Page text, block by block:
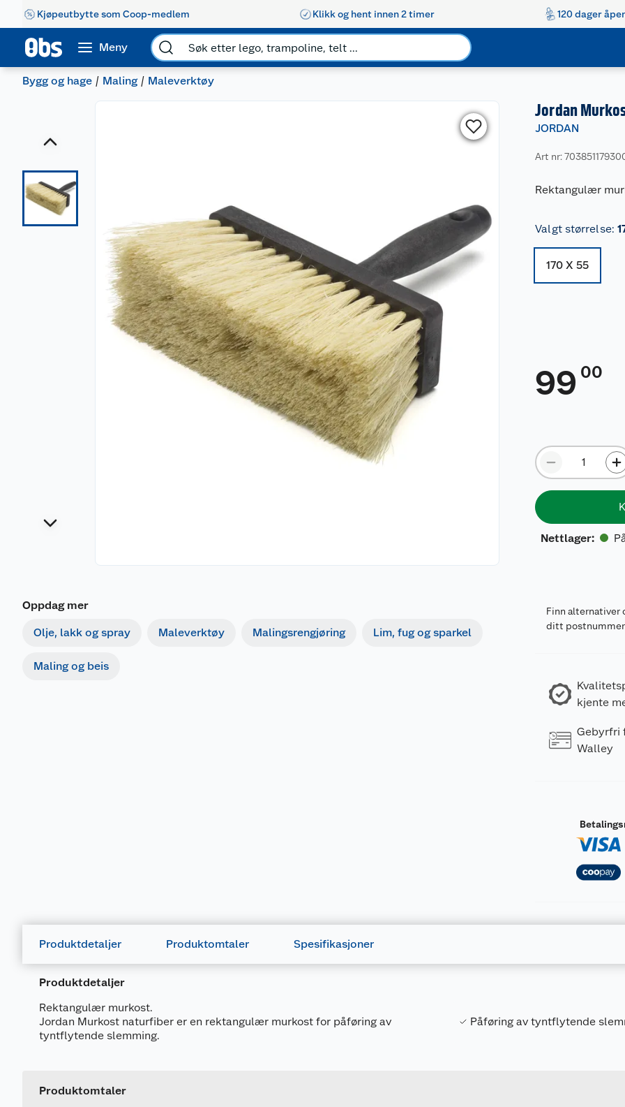
Kjøpeutbytte som Coop-medlem Klikk og hent innen 2 timer 120 dager
Meny
Bygg og hage Maling Maleverktøy
Oppdag mer
Olje, lakk og spray Maleverktøy Malingsrengjøring Lim, fug og sparkel
Maling og beis
Jordan
JORDAN
Art nr:
Rektangulær
Valgt størrelse:
170 X 55
99 00
Nettlager:
Finn alternativer
ditt postnummer
kjente
Gebyrfri
Walley
Produktdetaljer Produktomtaler Spesifikasjoner
Produktdetaljer
Rektangulær murkost.
Jordan Murkost naturfiber er en rektangulær murkost for påføring av
tyntflytende slemming.
Påføring av tyntflytende
Produktomtaler
Generelt
Leverandørens artikkelnummer